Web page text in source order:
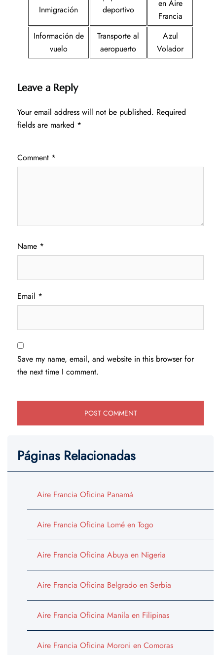
Inmigración
deportivo
en Aire
Francia
Información de
vuelo
Transporte al
aeropuerto
Azul
Volador
Leave a Reply
Your email address will not be published. Required
fields are marked *
Comment *
Name *
Email *
Save my name, email, and website in this browser for
the next time I comment.
Páginas Relacionadas
Aire Francia Oficina Panamá
Aire Francia Oficina Lomé en Togo
Aire Francia Oficina Abuya en Nigeria
Aire Francia Oficina Belgrado en Serbia
Aire Francia Oficina Manila en Filipinas
Aire Francia Oficina Moroni en Comoras